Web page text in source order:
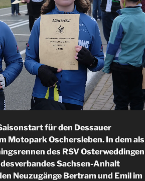
für den Dessauer
Motopark Oschersleben. In dem als
des RSV Osterweddingen
Sachsen-Anhalt
Neuzugänge Bertram und Emil im